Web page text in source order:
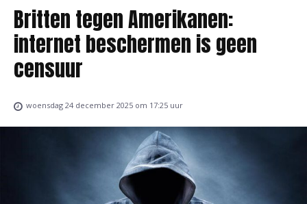
Britten tegen Amerikanen:
internet beschermen is geen
censuur
woensdag 24 december 2025 om 17:25 uur